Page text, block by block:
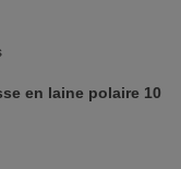
en laine polaire 10